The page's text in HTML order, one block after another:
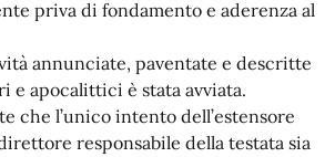
priva di fondamento e aderenza al
annunciate, paventate e descritte
e apocalittici è stata avviata.
che l’unico intento dell’estensore
responsabile della testata sia